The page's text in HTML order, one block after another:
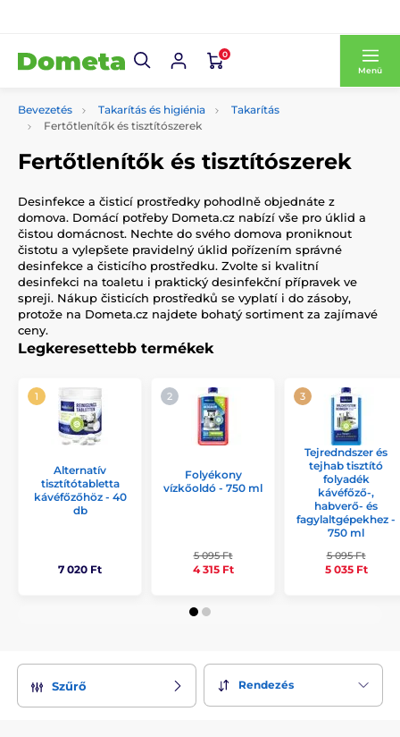
0
Menü
Bevezetés Takarítás és higiénia
Takarítás
Fertőtlenítők és tisztítószerek
Fertőtlenítők és tisztítószerek
Desinfekce a čisticí prostředky pohodlně objednáte z
domova. Domácí potřeby Dometa.cz nabízí vše pro úklid a
čistou domácnost. Nechte do svého domova proniknout
čistotu a vylepšete pravidelný úklid pořízením správné
desinfekce a čisticího prostředku. Zvolte si kvalitní
desinfekci na toaletu i praktický desinfekční přípravek ve
spreji. Nákup čisticích prostředků se vyplatí i do zásoby,
protože na Dometa.cz najdete bohatý sortiment za zajímavé
ceny.
Legkeresettebb termékek
Alternatív
tisztítótabletta
kávéfőzőhöz - 40
db
7 020 Ft
Folyékony
vízkőoldó - 750 ml
5 095 Ft
4 315 Ft
Tejredndszer és
tejhab tisztító
folyadék
kávéfőző-,
habverő- és
fagylaltgépekhez -
750 ml
5 095 Ft
5 035 Ft
Szűrő Rendezés